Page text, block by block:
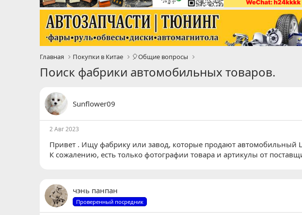
Главная Покупки в Китае 🎈Общие вопросы
Поиск фабрики автомобильных товаров.
Sunflower09
2 Авг 2023
Привет . Ищу фабрику или завод, которые продают автомобильный
К сожалению, есть только фотографии товара и артикулы от
чэнь панпан
Проверенный посредник